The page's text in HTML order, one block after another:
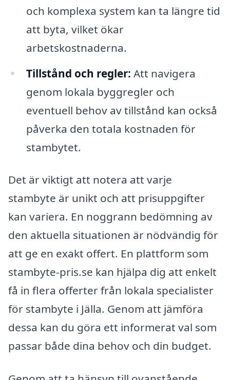
och komplexa system kan ta längre tid
att byta, vilket ökar
arbetskostnaderna.
Tillstånd och regler: Att navigera
genom lokala byggregler och
eventuell behov av tillstånd kan också
påverka den totala kostnaden för
stambytet.
Det är viktigt att notera att varje
stambyte är unikt och att prisuppgifter
kan variera. En noggrann bedömning av
den aktuella situationen är nödvändig för
att ge en exakt offert. En plattform som
stambyte-pris.se kan hjälpa dig att enkelt
få in flera offerter från lokala specialister
för stambyte i Jälla. Genom att jämföra
dessa kan du göra ett informerat val som
passar både dina behov och din budget.